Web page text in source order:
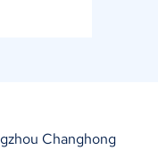
Changhong